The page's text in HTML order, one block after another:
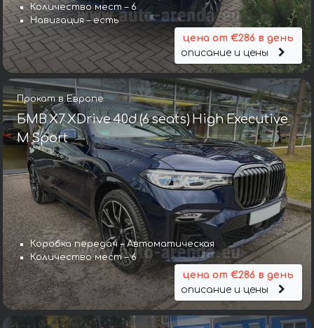
Количество мест – 6
Навигация – есть
цена от €286 в день
описание и цены
Прокат в Европе
БМВ X7 XDrive 40d (6 seats) High Executive
M Sport
Коробка передач – Автоматическая
Количество мест – 6
цена от €286 в день
описание и цены